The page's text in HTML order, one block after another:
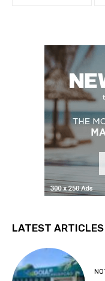
LATEST ARTICLES